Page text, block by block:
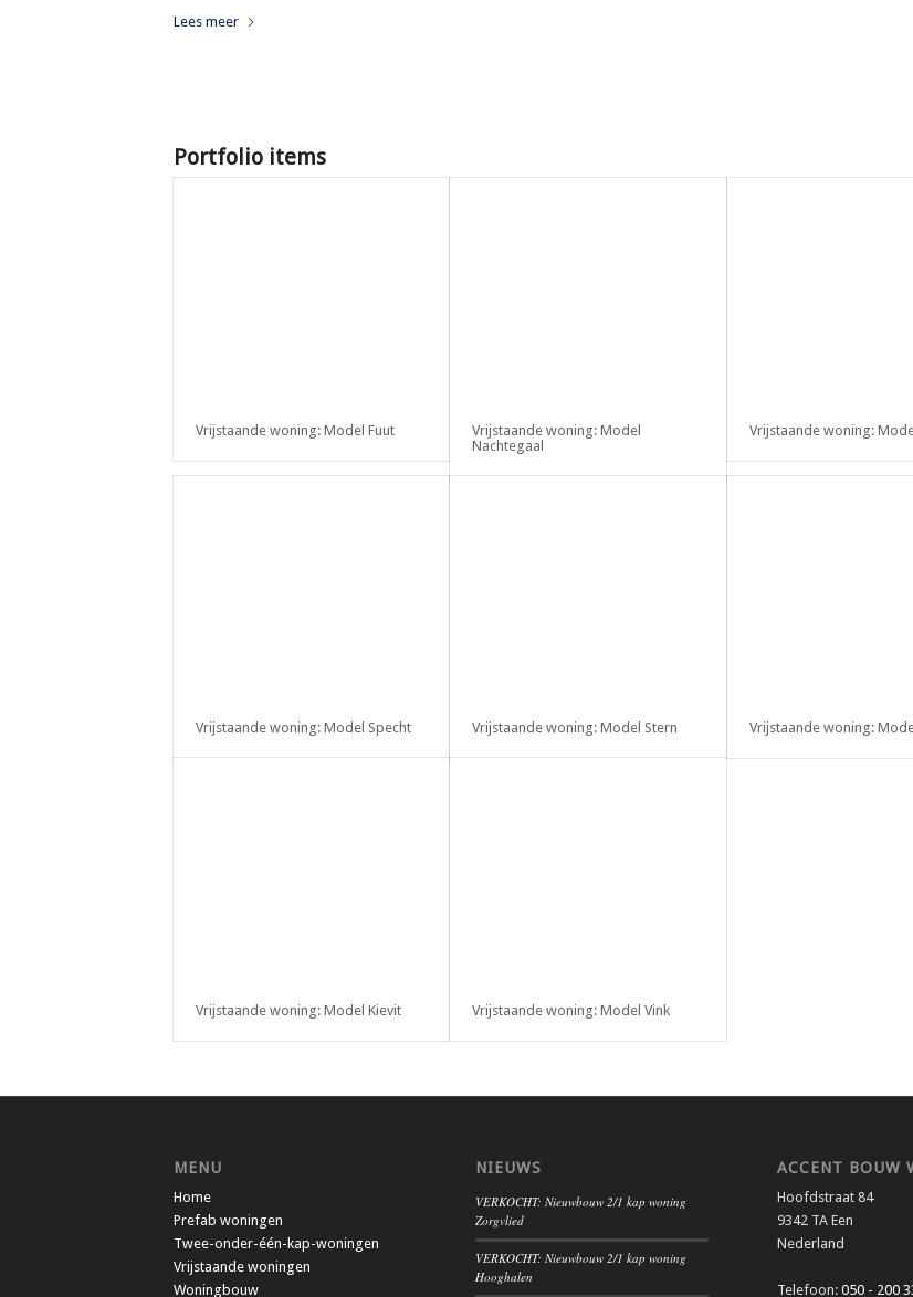
Lees meer
Portfolio items
Vrijstaande woning: Model Fuut
Vrijstaande woning: Model
Nachtegaal
Vrijstaande woning:
Vrijstaande woning: Model Specht Vrijstaande woning: Model Stern Vrijstaande woning:
Vrijstaande woning: Model Kievit Vrijstaande woning: Model Vink
MENU
Home
Prefab woningen
Twee-onder-één-kap-woningen
Vrijstaande woningen
Woningbouw
NIEUWS
VERKOCHT: Nieuwbouw 2/1 kap woning
Zorgvlied
VERKOCHT: Nieuwbouw 2/1 kap woning
Hooghalen
ACCENT BOUW
Hoofdstraat 84
9342 TA Een
Nederland
Telefoon: 050 - 200